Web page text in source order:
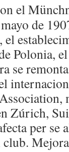
el
de
Polonia,
se
Zúrich,
per se
club.